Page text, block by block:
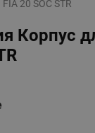
20 SOC STR
Корпус